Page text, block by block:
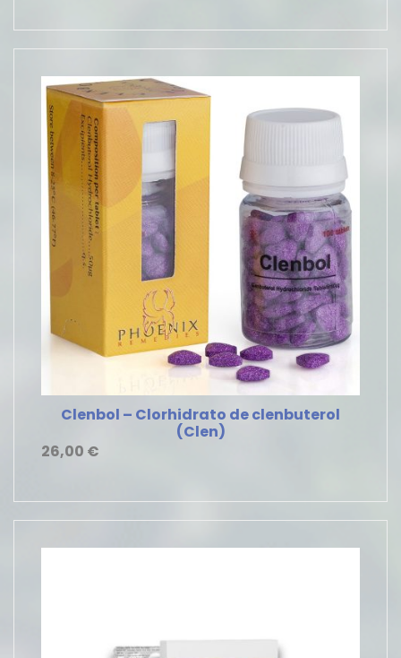
Clenbol – Clorhidrato de clenbuterol
(Clen)
26,00 €